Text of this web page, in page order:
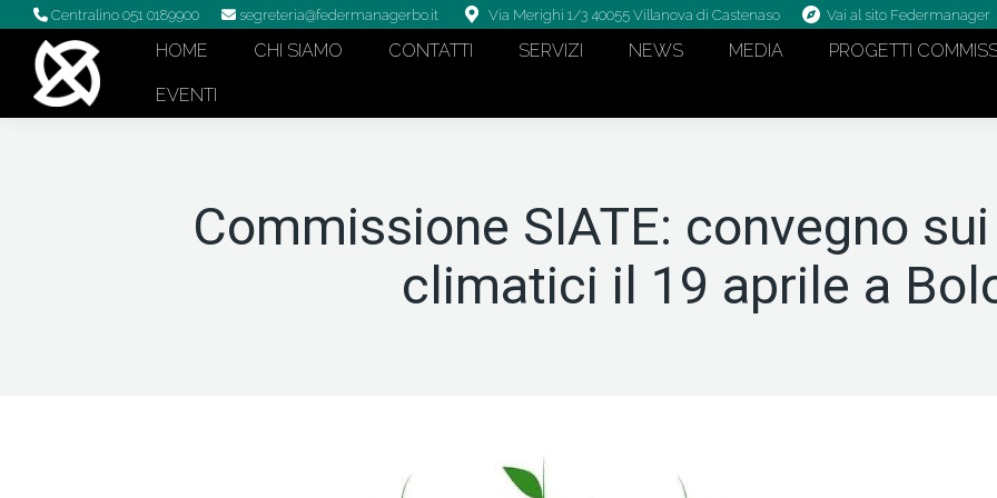
Centralino 051 0189900 segreteria@federmanagerbo.it Via Merighi 1/3 40055 Villanova di Castenaso Vai al sito Federmanager
HOME CHI SIAMO CONTATTI SERVIZI NEWS MEDIA PROGETTI
EVENTI
Commissione SIATE: convegno
climatici il 19 aprile a